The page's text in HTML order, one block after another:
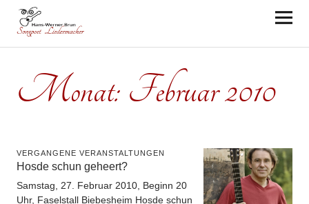
Hans-Werner Brun
Monat: Februar 2010
VERGANGENE VERANSTALTUNGEN
Hosde schun geheert?
Samstag, 27. Februar 2010, Beginn 20
Uhr, Faselstall Biebesheim Hosde schun